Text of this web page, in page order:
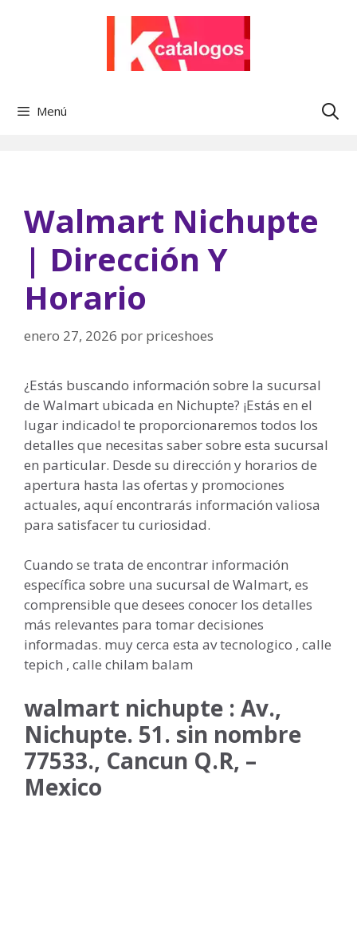
Menú
Walmart Nichupte
| Dirección Y
Horario
enero 27, 2026 por priceshoes
¿Estás buscando información sobre la sucursal
de Walmart ubicada en Nichupte? ¡Estás en el
lugar indicado! te proporcionaremos todos los
detalles que necesitas saber sobre esta sucursal
en particular. Desde su dirección y horarios de
apertura hasta las ofertas y promociones
actuales, aquí encontrarás información valiosa
para satisfacer tu curiosidad.
Cuando se trata de encontrar información
específica sobre una sucursal de Walmart, es
comprensible que desees conocer los detalles
más relevantes para tomar decisiones
informadas. muy cerca esta av tecnologico , calle
tepich , calle chilam balam
walmart nichupte : Av.,
Nichupte. 51. sin nombre
77533., Cancun Q.R, –
Mexico